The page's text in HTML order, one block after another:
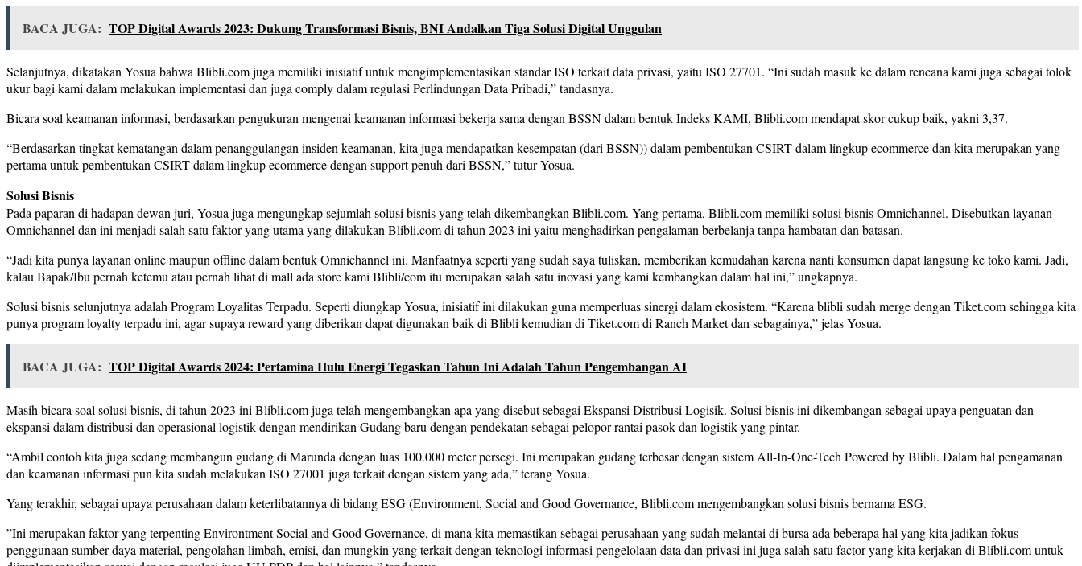
BACA JUGA: TOP Digital Awards 2023: Dukung Transformasi Bisnis, BNI Andalkan Tiga Solusi Digital Unggulan
Selanjutnya, dikatakan Yosua bahwa Blibli.com juga memiliki inisiatif untuk mengimplementasikan standar ISO terkait data privasi, yaitu ISO 27701. “Ini sudah masuk ke dalam rencana kami juga sebagai tolok
ukur bagi kami dalam melakukan implementasi dan juga comply dalam regulasi Perlindungan Data Pribadi,” tandasnya.
Bicara soal keamanan informasi, berdasarkan pengukuran mengenai keamanan informasi bekerja sama dengan BSSN dalam bentuk Indeks KAMI, Blibli.com mendapat skor cukup baik, yakni 3,37.
“Berdasarkan tingkat kematangan dalam penanggulangan insiden keamanan, kita juga mendapatkan kesempatan (dari BSSN)) dalam pembentukan CSIRT dalam lingkup ecommerce dan kita merupakan yang
pertama untuk pembentukan CSIRT dalam lingkup ecommerce dengan support penuh dari BSSN,” tutur Yosua.
Solusi Bisnis
Pada paparan di hadapan dewan juri, Yosua juga mengungkap sejumlah solusi bisnis yang telah dikembangkan Blibli.com. Yang pertama, Blibli.com memiliki solusi bisnis Omnichannel. Disebutkan layanan
Omnichannel dan ini menjadi salah satu faktor yang utama yang dilakukan Blibli.com di tahun 2023 ini yaitu menghadirkan pengalaman berbelanja tanpa hambatan dan batasan.
“Jadi kita punya layanan online maupun offline dalam bentuk Omnichannel ini. Manfaatnya seperti yang sudah saya tuliskan, memberikan kemudahan karena nanti konsumen dapat langsung ke toko kami. Jadi,
kalau Bapak/Ibu pernah ketemu atau pernah lihat di mall ada store kami Blibli/com itu merupakan salah satu inovasi yang kami kembangkan dalam hal ini,” ungkapnya.
Solusi bisnis selunjutnya adalah Program Loyalitas Terpadu. Seperti diungkap Yosua, inisiatif ini dilakukan guna memperluas sinergi dalam ekosistem. “Karena blibli sudah merge dengan Tiket.com sehingga kita
punya program loyalty terpadu ini, agar supaya reward yang diberikan dapat digunakan baik di Blibli kemudian di Tiket.com di Ranch Market dan sebagainya,” jelas Yosua.
BACA JUGA: TOP Digital Awards 2024: Pertamina Hulu Energi Tegaskan Tahun Ini Adalah Tahun Pengembangan AI
Masih bicara soal solusi bisnis, di tahun 2023 ini Blibli.com juga telah mengembangkan apa yang disebut sebagai Ekspansi Distribusi Logisik. Solusi bisnis ini dikembangan sebagai upaya penguatan dan
ekspansi dalam distribusi dan operasional logistik dengan mendirikan Gudang baru dengan pendekatan sebagai pelopor rantai pasok dan logistik yang pintar.
“Ambil contoh kita juga sedang membangun gudang di Marunda dengan luas 100.000 meter persegi. Ini merupakan gudang terbesar dengan sistem All-In-One-Tech Powered by Blibli. Dalam hal pengamanan
dan keamanan informasi pun kita sudah melakukan ISO 27001 juga terkait dengan sistem yang ada,” terang Yosua.
Yang terakhir, sebagai upaya perusahaan dalam keterlibatannya di bidang ESG (Environment, Social and Good Governance, Blibli.com mengembangkan solusi bisnis bernama ESG.
”Ini merupakan faktor yang terpenting Environtment Social and Good Governance, di mana kita memastikan sebagai perusahaan yang sudah melantai di bursa ada beberapa hal yang kita jadikan fokus
penggunaan sumber daya material, pengolahan limbah, emisi, dan mungkin yang terkait dengan teknologi informasi pengelolaan data dan privasi ini juga salah satu factor yang kita kerjakan di Blibli.com untuk